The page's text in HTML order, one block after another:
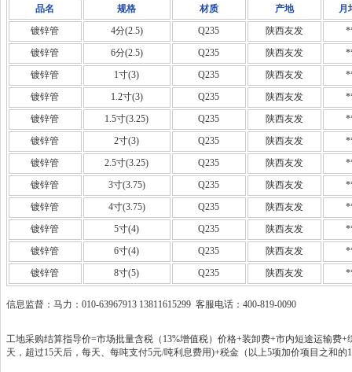
品名 规格 材质 产地
月
镀锌管
4分(2.5) Q235 陕西友发
镀锌管
6分(2.5) Q235 陕西友发
镀锌管
1寸(3) Q235 陕西友发
镀锌管
1.2寸(3) Q235 陕西友发
镀锌管
1.5寸(3.25) Q235 陕西友发
镀锌管
2寸(3) Q235 陕西友发
镀锌管
2.5寸(3.25) Q235 陕西友发
镀锌管
3寸(3.75) Q235 陕西友发
镀锌管
4寸(3.75) Q235 陕西友发
镀锌管
5寸(4) Q235 陕西友发
镀锌管
6寸(4) Q235 陕西友发
镀锌管
8寸(5) Q235 陕西友发
信息监督：马力：010-63967913 13811615299 客服电话：400-819-0090
工地采购结算指导价=市场批量含税（13%增值税）价格+装卸费+市内短途运输费
天，超过15天后，每天、每吨支付5元/吨利息费用)+税金（以上5项加价项目之和的